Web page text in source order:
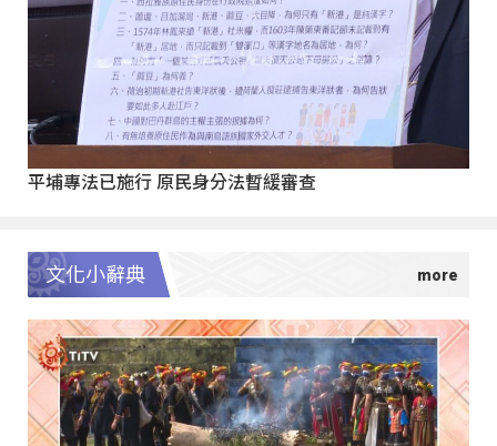
平埔專法已施行 原民身分法暫緩審查
文化小辭典